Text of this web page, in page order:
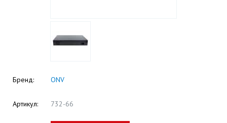
Бренд: ONV
Артикул: 732-66